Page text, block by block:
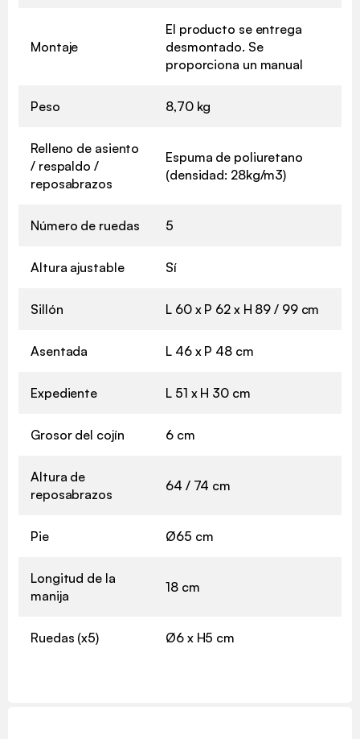
Montaje
El producto se entrega
desmontado. Se
proporciona un manual
Peso 8,70 kg
Relleno de asiento
/ respaldo /
reposabrazos
Espuma de poliuretano
(densidad: 28kg/m3)
Número de ruedas 5
Altura ajustable Sí
Sillón L 60 x P 62 x H 89 / 99 cm
Asentada L 46 x P 48 cm
Expediente L 51 x H 30 cm
Grosor del cojín 6 cm
Altura de
reposabrazos
64 / 74 cm
Pie Ø65 cm
Longitud de la
manija
18 cm
Ruedas (x5) Ø6 x H5 cm